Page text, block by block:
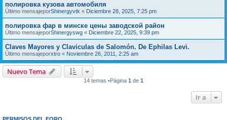
полировка кузова автомобиля
Último mensajeporShinergyvtk « Diciembre 28, 2025, 7:25 pm
полировка фар в минске цены заводской район
Último mensajeporShinergyswg « Diciembre 22, 2025, 9:39 pm
Claves Mayores y Claviculas de Salomón. De Ephilas Levi.
Último mensajeporxtro « Noviembre 26, 2011, 2:25 am
Nuevo Tema
14 temas •Página 1 de 1
Ir a